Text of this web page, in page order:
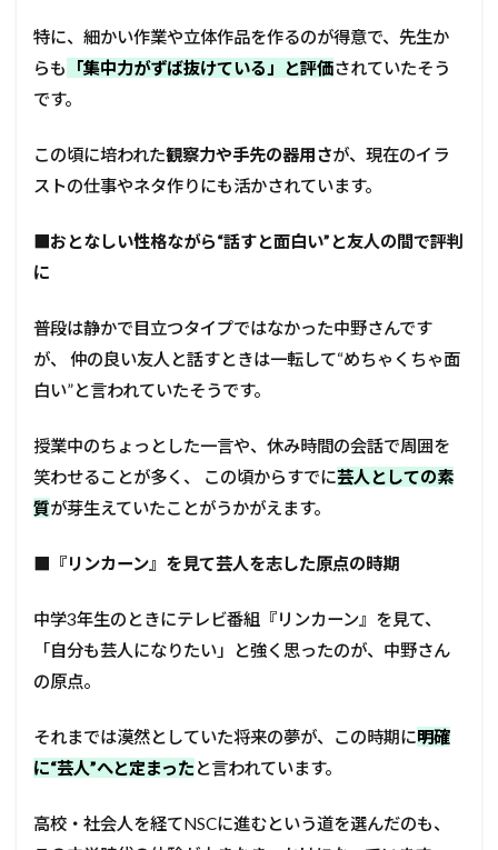
特に、細かい作業や立体作品を作るのが得意で、先生か
らも
「集中力がずば抜けている」と評価されていたそう
です。
この頃に培われた観察力や手先の器用さが、現在のイラ
ストの仕事やネタ作りにも活かされています。
■おとなしい性格ながら“話すと面白い”と友人の間で評判
に
普段は静かで目立つタイプではなかった中野さんです
が、 仲の良い友人と話すときは一転して“めちゃくちゃ面
白い”と言われていたそうです。
授業中のちょっとした一言や、休み時間の会話で周囲を
笑わせることが多く、 この頃からすでに芸人としての素
質が芽生えていたことがうかがえます。
■ 『リンカーン』を見て芸人を志した原点の時期
中学3年生のときにテレビ番組『リンカーン』を見て、
「自分も芸人になりたい」と強く思ったのが、中野さん
の原点。
それまでは漠然としていた将来の夢が、この時期に明確
に“芸人”へと定まった と言われています。
高校・社会人を経てNSCに進むという道を選んだのも、